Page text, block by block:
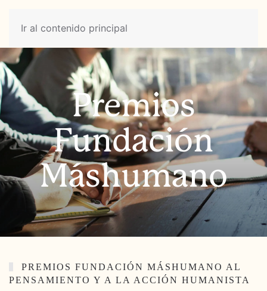
Ir al contenido principal
Premios
Fundación
Máshumano
PREMIOS FUNDACIÓN MÁSHUMANO AL
PENSAMIENTO Y A LA ACCIÓN HUMANISTA